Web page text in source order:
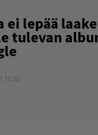
ei lepää
tulevan
11:30